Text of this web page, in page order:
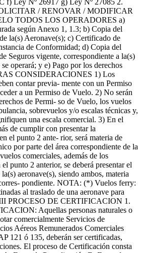
f) Ley Nº 26917 g) Ley Nº 27085 2.
/ RENOVAR / MODIFICAR
TODOS LOS OPERADORES a)
según Anexo 1, 1.3; b) Copia del
la(s) Aeronave(s); c) Certificado de
de Conformidad; d) Copia del
Seguros vigente, correspondiente a la(s)
operará; y e) Pago por los derechos
CONSIDERACIONES 1) Los
contar previa- mente con un Permiso
a un Permiso de Vuelo. 2) No serán
de Permi- so de Vuelo, los vuelos
sobrevuelos y/o escalas técnicas y,
una escala comercial. 3) En el
de cumplir con presentar la
el punto 2 ante- rior, será materia de
por parte del área correspondiente de la
comerciales, además de los
punto 2 anterior, se deberá presentar el
aeronave(s), siendo ambos, materia
pondiente. NOTA: (*) Vuelos ferry:
al traslado de una aeronave para
PROCESO DE CERTIFICACION 1.
Aquellas personas naturales o
comercialmente Servicios de
Aéreos Remunerados Comerciales
121 ó 135, deberán ser certificadas,
El proceso de Certificación consta